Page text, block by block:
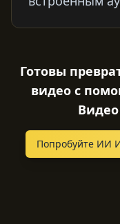
Готовы
видео с
Попробуйте ИИ